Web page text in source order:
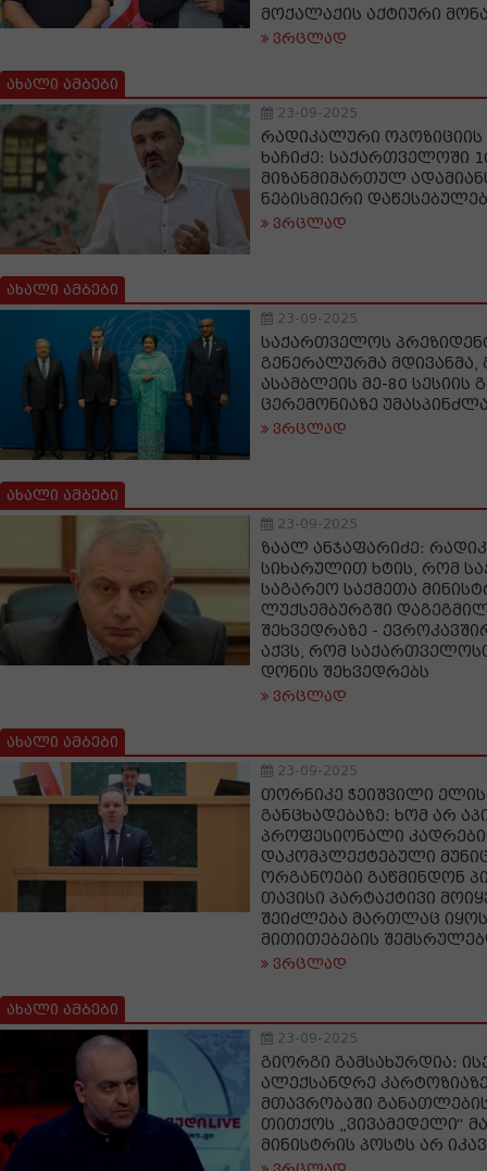
მოქალაქის აქტიური
ვრცლად
ახალი ამბები
23-09-2025
რადიკალური
ხაჩიძე: საქართველოში
მიზანმიმართულ
ნებისმიერი
ვრცლად
ახალი ამბები
23-09-2025
საქართველოს
გენერალურმა
ასამბლეის მე-80 სესიის
ცერემონიაზე
ვრცლად
ახალი ამბები
23-09-2025
ზაალ ანჯაფარიძე:
სიხარულით ხტის, რომ
საგარეო საქმეთა
ლუქსემბურგში
შეხვედრაზე -
აქვს, რომ
დონის შეხვედრებს
ვრცლად
ახალი ამბები
23-09-2025
თორნიკე ჭეიშვილი
განცხადებაზე: ხომ არ
პროფესიონალი
დაკომპლექტებული
ორგანოები გაწმინდონ
თავისი პარტაქტივი
შეიძლება მართლაც იყოს
მითითებების
ვრცლად
ახალი ამბები
23-09-2025
გიორგი გამსახურდია:
ალექსანდრე
მთავრობაში
თითქოს „ვივამედელი“
მინისტრის პოსტს არ